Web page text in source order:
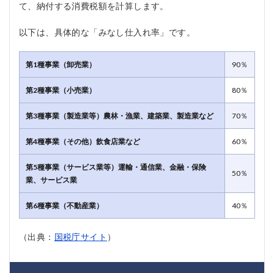
て、納付する消費税額を計算します。
以下は、具体的な「みなし仕入れ率」です。
第1種事業（卸売業） 90％
第2種事業（小売業） 80％
第3種事業（製造業等）農林・漁業、建築業、製造業など 70％
第4種事業（その他）飲食店業など 60％
第5種事業（サービス業等）運輸・通信業、金融・保険
業、サービス業
50％
第6種事業（不動産業） 40％
（出典： 国税庁サイト ）